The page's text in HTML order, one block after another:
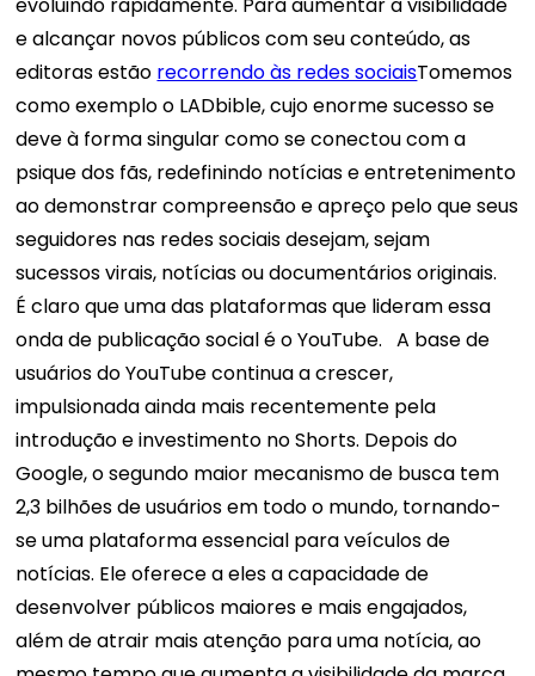
evoluindo rapidamente. Para aumentar a visibilidade
e alcançar novos públicos com seu conteúdo, as
editoras estão recorrendo às redes sociaisTomemos
como exemplo o LADbible, cujo enorme sucesso se
deve à forma singular como se conectou com a
psique dos fãs, redefinindo notícias e entretenimento
ao demonstrar compreensão e apreço pelo que seus
seguidores nas redes sociais desejam, sejam
sucessos virais, notícias ou documentários originais.
É claro que uma das plataformas que lideram essa
onda de publicação social é o YouTube. A base de
usuários do YouTube continua a crescer,
impulsionada ainda mais recentemente pela
introdução e investimento no Shorts. Depois do
Google, o segundo maior mecanismo de busca tem
2,3 bilhões de usuários em todo o mundo, tornando-
se uma plataforma essencial para veículos de
notícias. Ele oferece a eles a capacidade de
desenvolver públicos maiores e mais engajados,
além de atrair mais atenção para uma notícia, ao